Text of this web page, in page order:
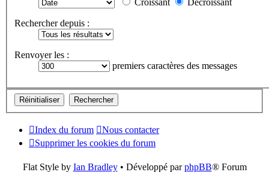
Croissant
Décroissant
Rechercher depuis :
Renvoyer les :
premiers caractères des messages
Index du forum
Nous contacter
Supprimer les cookies du forum
Flat Style by Ian Bradley• Développé parphpBB® Forum